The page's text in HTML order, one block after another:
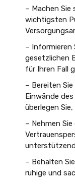
– Machen
wichtigsten
– Informieren
gesetzlichen
für Ihren Fall
– Bereiten
Einwände
überlegen
– Nehmen
– Behalten
ruhige und